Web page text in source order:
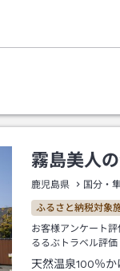
霧島美人
鹿児島県 国分・
ふるさと納税対象
お客様アンケート評
るるぶトラベル評価
天然温泉100％